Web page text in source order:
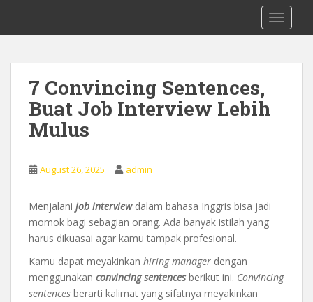
i
0878 8705 9305 Kursus Bahasa Inggis
dari Dasar Untuk Pemula Mataram
7 Convincing Sentences,
Buat Job Interview Lebih
Mulus
August 26, 2025 admin
Menjalani job interviewdalam bahasa Inggris bisa jadi
momok bagi sebagian orang. Ada banyak istilah yang
harus dikuasai agar kamu tampak profesional.
Kamu dapat meyakinkan hiring manager dengan
menggunakan convincing sentencesberikut ini. Convincing
sentences berarti kalimat yang sifatnya meyakinkan